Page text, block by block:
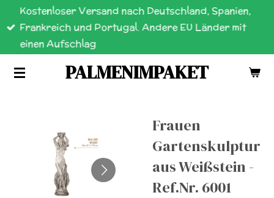
Zum
Hauptinhalt
springen
PALMENIMPAKET
Kostenloser Versand nach Deutschland, Spanien,
Frankreich und Portugal. Andere EU Länder mit
einen Aufschlag
Frauen
Gartenskulptur
aus Weißstein -
Ref.Nr. 6001